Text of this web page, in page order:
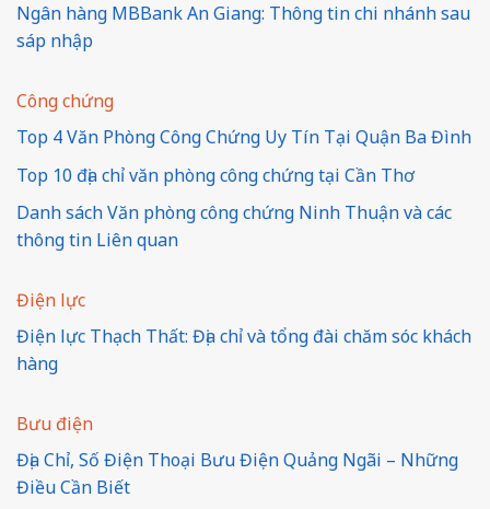
Ngân hàng MBBank An Giang: Thông tin chi nhánh sau
sáp nhập
Công chứng
Top 4 Văn Phòng Công Chứng Uy Tín Tại Quận Ba Đình
Top 10 địa chỉ văn phòng công chứng tại Cần Thơ
Danh sách Văn phòng công chứng Ninh Thuận và các
thông tin Liên quan
Điện lực
Điện lực Thạch Thất: Địa chỉ và tổng đài chăm sóc khách
hàng
Bưu điện
Địa Chỉ, Số Điện Thoại Bưu Điện Quảng Ngãi – Những
Điều Cần Biết